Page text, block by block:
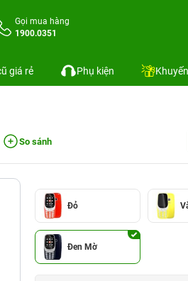
Gọi mua hàng
1900.0351
giá rẻ Phụ kiện
So sánh
Đỏ
Đen Mờ